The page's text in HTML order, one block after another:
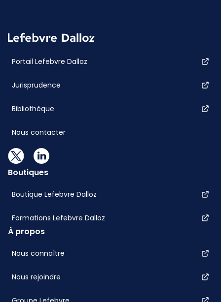
Portail Lefebvre Dalloz
Jurisprudence
Bibliothèque
Nous contacter
Boutiques
Boutique Lefebvre Dalloz
Formations Lefebvre Dalloz
À propos
Nous connaître
Nous rejoindre